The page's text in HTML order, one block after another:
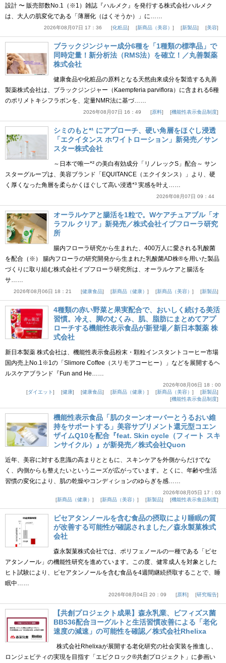
設計 〜 販売部数No.1（※1）雑誌『ハルメク』を発行する株式会社ハルメク
は、大人の肌変化である「薄層化（はくそうか）」に……
2026年08月07日 17：36 化粧品 新商品（美容） 新製品 美容
ブラックジンジャー成分6種を「1種類の標準品」で
同時定量！新分析法（RMS法）を確立！／丸善製薬
株式会社
健康食品や化粧品の原料となる天然由来成分を製造する丸善
製薬株式会社は、ブラックジンジャー（Kaempferia parviflora）に含まれる6種
のポリメトキシフラボンを、定量NMR法に基づ……
2026年08月07日 16：49 原料 機能性表示食品制度
シミのもと*¹ にアプローチ、硬い角層をほぐし浸透
「エクイタンス ホワイトローション」新発売／サン
スター株式会社
～日本で唯一*² の美白有効成分「リノレックS」配合～ サン
スターグループは、美容ブランド「EQUITANCE（エクイタンス）」より、硬
く厚くなった角層を柔らかくほぐして高い浸透*³ 実感を叶え……
2026年08月07日 09：44
オーラルケアと腸活を1粒で。Wケアチュアブル「オ
ラフル クリア」新発売／株式会社イブフローラ研究
所
腸内フローラ研究から生まれた、400万人に愛される乳酸菌
を配合（※） 腸内フローラの研究開発から生まれた乳酸菌AD株®を用いた製品
づくりに取り組む株式会社イブフローラ研究所は、オーラルケアと腸活を
サ……
2026年08月06日 18：21 健康食品 新商品（健康） 新商品（美容） 新製品
4種類の赤い野菜と果実配合で、おいしく続ける美活
習慣。冷え、脚のむくみ、肌、脂肪にまとめてアプ
ローチする機能性表示食品が新登場／新日本製薬 株
式会社
新日本製薬 株式会社は、機能性表示食品粉末・顆粒インスタントコーヒー市場
国内売上No.1※1の「Slimore Coffee（スリモアコーヒー）」などを展開するヘ
ルスケアブランド『Fun and He……
2026年08月06日 18：00
ダイエット
健康 健康食品 新商品（健康） 新商品（美容）
新製品
機能性表示食品制度
機能性表示食品「肌のターンオーバーとうるおい維
持をサポートする」美容サプリメント還元型コエン
ザイムQ10を配合『feat. Skin cycle（フィート スキ
ンサイクル）』が新発売／株式会社Quon
近年、美容に対する意識の高まりとともに、スキンケアを外側からだけでな
く、内側からも整えたいというニーズが広がっています。とくに、年齢や生活
習慣の変化により、肌の乾燥やコンディションのゆらぎを感……
2026年08月05日 17：03
新商品（健康）
新商品（美容） 新製品 機能性表示食品制度
ピセアタンノールを含む食品の摂取により睡眠の質
が改善する可能性が確認されました／森永製菓株式
会社
森永製菓株式会社では、ポリフェノールの一種である「ピセ
アタンノール」の機能性研究を進めています。この度、健常成人を対象とした
ヒト試験により、ピセアタンノールを含む食品を4週間継続摂取することで、睡
眠中……
2026年08月04日 20：09 原料 研究報告
【共創プロジェクト成果】森永乳業、ビフィズス菌
BB536配合ヨーグルトと生活習慣改善による「老化
速度の減速」の可能性を確認／株式会社Rhelixa
株式会社Rhelixaが展開する老化研究の社会実装を推進し、
ロンジェビティの実現を目指す「エピクロック®共創プロジェクト」に参画い